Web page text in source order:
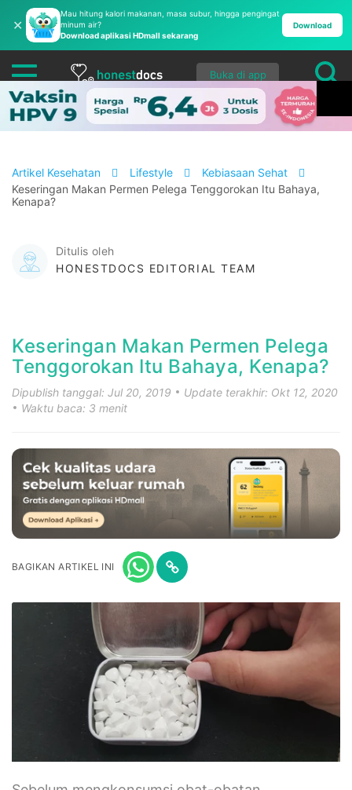
✕
Mau hitung kalori makanan, masa subur, hingga pengingat
minum air?
Download aplikasi HDmall sekarang
Download
Buka di app
Artikel Kesehatan Lifestyle
Kebiasaan Sehat
Keseringan Makan Permen Pelega Tenggorokan Itu Bahaya,
Kenapa?
Ditulis oleh
HONESTDOCS EDITORIAL TEAM
Keseringan Makan Permen Pelega
Tenggorokan Itu Bahaya, Kenapa?
Dipublish tanggal: Jul 20, 2019
Update terakhir: Okt 12, 2020
Waktu baca: 3 menit
BAGIKAN ARTIKEL INI